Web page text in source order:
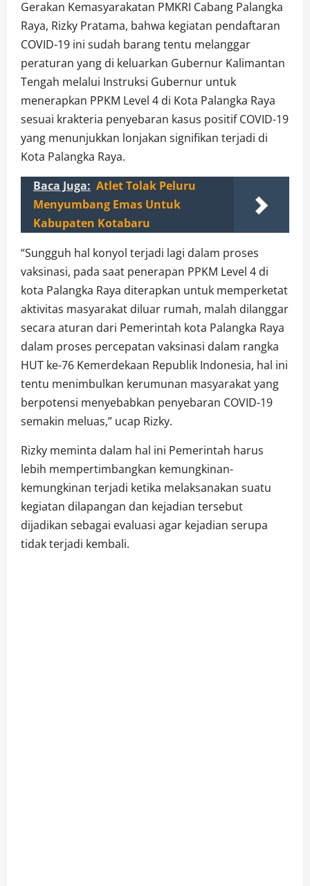
Gerakan Kemasyarakatan PMKRI Cabang Palangka
Raya, Rizky Pratama, bahwa kegiatan pendaftaran
COVID-19 ini sudah barang tentu melanggar
peraturan yang di keluarkan Gubernur Kalimantan
Tengah melalui Instruksi Gubernur untuk
menerapkan PPKM Level 4 di Kota Palangka Raya
sesuai krakteria penyebaran kasus positif COVID-19
yang menunjukkan lonjakan signifikan terjadi di
Kota Palangka Raya.
Baca Juga: Atlet Tolak Peluru
Menyumbang Emas Untuk
Kabupaten Kotabaru
“Sungguh hal konyol terjadi lagi dalam proses
vaksinasi, pada saat penerapan PPKM Level 4 di
kota Palangka Raya diterapkan untuk memperketat
aktivitas masyarakat diluar rumah, malah dilanggar
secara aturan dari Pemerintah kota Palangka Raya
dalam proses percepatan vaksinasi dalam rangka
HUT ke-76 Kemerdekaan Republik Indonesia, hal ini
tentu menimbulkan kerumunan masyarakat yang
berpotensi menyebabkan penyebaran COVID-19
semakin meluas,” ucap Rizky.
Rizky meminta dalam hal ini Pemerintah harus
lebih mempertimbangkan kemungkinan-
kemungkinan terjadi ketika melaksanakan suatu
kegiatan dilapangan dan kejadian tersebut
dijadikan sebagai evaluasi agar kejadian serupa
tidak terjadi kembali.